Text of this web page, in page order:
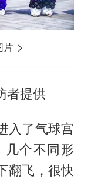
片
者提供
入了气球宫
几个不同形
翻飞，很快